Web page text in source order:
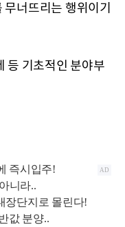
너뜨리는 행위이기
등 기초적인 분야부